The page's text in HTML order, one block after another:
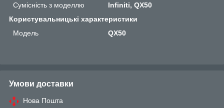
Сумісність з моделлю
Infiniti, QX50
Користувальницькі характеристики
Мoдель
QX50
Умови доставки
Нова Пошта